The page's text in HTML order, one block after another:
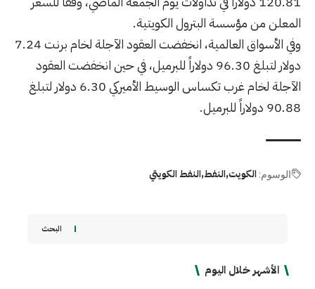
المعلن من مؤسسة البترول الكويتية.
وفي الأسواق العالمية، انخفضت العقود الآجلة لخام برنت 7.24
دولار لتبلغ 96.30 دولاراً للبرميل، في حين انخفضت العقود
الآجلة لخام غرب تكساس الوسيط الأميركي 6.30 دولار لتبلغ
90.88 دولاراً للبرميل.
الوسوم: الكويتالنفط النفط الكويتي
البحث
الأشهر خلال اليوم